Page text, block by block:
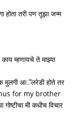
तरी पण तूझा जन्म
मुलगी आॅलरेडी होते तर
for my brother
मी कधीच विचार